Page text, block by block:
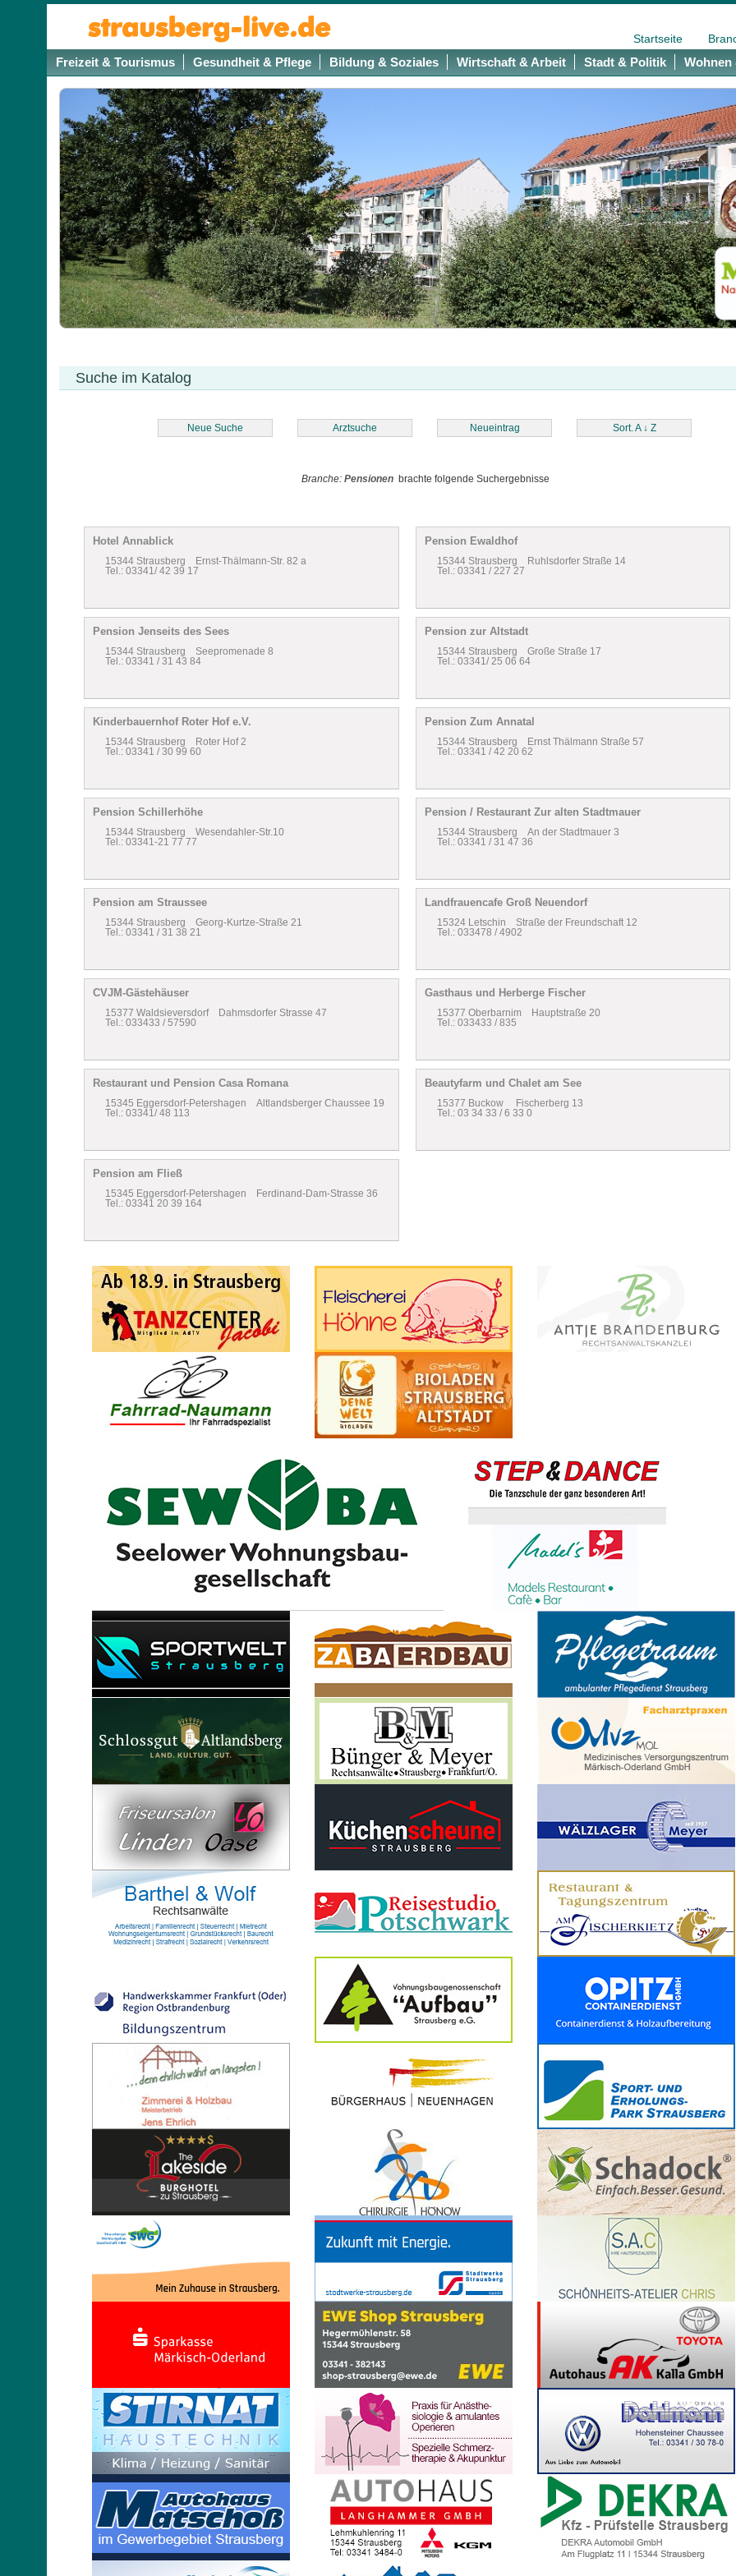
Startseite
Freizeit & Tourismus Gesundheit & Pflege Bildung & Soziales Wirtschaft & Arbeit Stadt & Politik Wohnen
Suche im Katalog
Neue Suche Arztsuche Neueintrag Sort. A ↓ Z
Branche: Pensionen brachte folgende Suchergebnisse
Hotel Annablick
15344 Strausberg Ernst-Thälmann-Str. 82 a
Tel.: 03341/ 42 39 17
Pension Ewaldhof
15344 Strausberg Ruhlsdorfer Straße 14
Tel.: 03341 / 227 27
Pension Jenseits des Sees
15344 Strausberg Seepromenade 8
Tel.: 03341 / 31 43 84
Pension zur Altstadt
15344 Strausberg Große Straße 17
Tel.: 03341/ 25 06 64
Kinderbauernhof Roter Hof e.V.
15344 Strausberg Roter Hof 2
Tel.: 03341 / 30 99 60
Pension Zum Annatal
15344 Strausberg Ernst Thälmann Straße 57
Tel.: 03341 / 42 20 62
Pension Schillerhöhe
15344 Strausberg Wesendahler-Str.10
Tel.: 03341-21 77 77
Pension / Restaurant Zur alten Stadtmauer
15344 Strausberg An der Stadtmauer 3
Tel.: 03341 / 31 47 36
Pension am Straussee
15344 Strausberg Georg-Kurtze-Straße 21
Tel.: 03341 / 31 38 21
Landfrauencafe Groß Neuendorf
15324 Letschin Straße der Freundschaft 12
Tel.: 033478 / 4902
CVJM-Gästehäuser
15377 Waldsieversdorf Dahmsdorfer Strasse 47
Tel.: 033433 / 57590
Gasthaus und Herberge Fischer
15377 Oberbarnim Hauptstraße 20
Tel.: 033433 / 835
Restaurant und Pension Casa Romana
15345 Eggersdorf-Petershagen Altlandsberger Chaussee 19
Tel.: 03341/ 48 113
Beautyfarm und Chalet am See
15377 Buckow Fischerberg 13
Tel.: 03 34 33 / 6 33 0
Pension am Fließ
15345 Eggersdorf-Petershagen Ferdinand-Dam-Strasse 36
Tel.: 03341 20 39 164